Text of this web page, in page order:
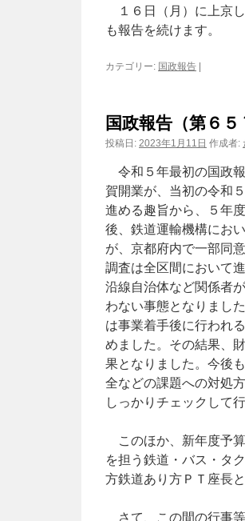
１６日（月）に上京
も報告を続けます。
カテゴリー: 国政報告
国政報告（第６５
投稿日: 2023年1月11日 作成者:
令和５年最初の国政
賀開業が、当初の令和
進める趣旨から、５年
後、鉄道運輸機構にお
が、京都府内で一部同
調査は全区間において
沿線自治体など関係者
わない事態となりまし
は事業着手後に行われ
めました。その結果、
果となりました。今後
全などの課題への対処
しっかりチェックして行
このほか、新年度予
を担う鉄道・バス・タ
方鉄道あり方ＰＴ座長
さて、この間の行事